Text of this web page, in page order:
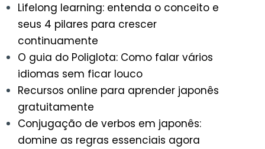
Lifelong learning: entenda o conceito e
seus 4 pilares para crescer
continuamente
O guia do Poliglota: Como falar vários
idiomas sem ficar louco
Recursos online para aprender japonês
gratuitamente
Conjugação de verbos em japonês:
domine as regras essenciais agora